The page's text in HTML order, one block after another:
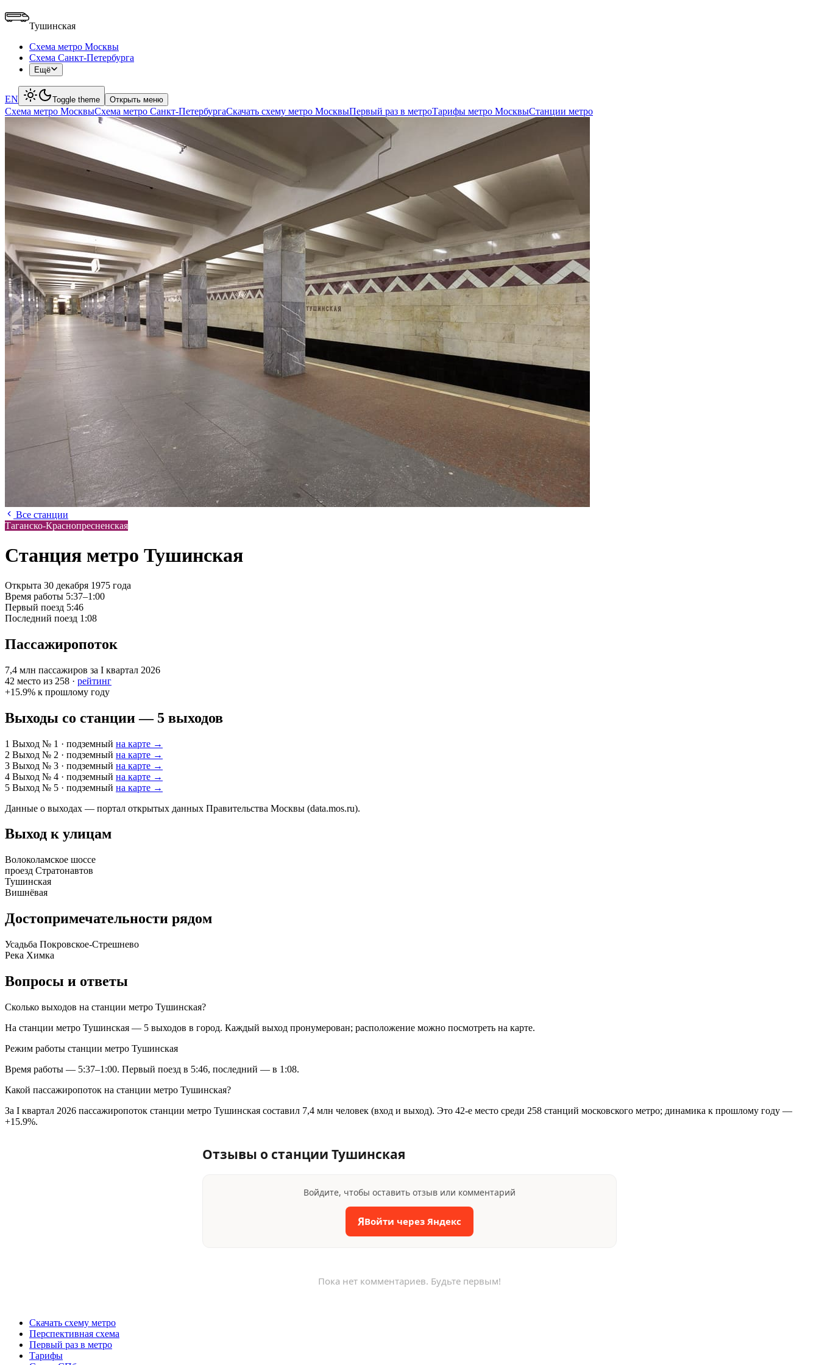
Тушинская
Схема метро Москвы
Схема Санкт-Петербурга
Ещё
EN Toggle theme Открыть меню
Схема метро МосквыСхема метро Санкт-ПетербургаСкачать схему метро МосквыПервый раз в метроТарифы метро МосквыСтанции метро
Все станции
Таганско-Краснопресненская
Станция метро Тушинская
Открыта 30 декабря 1975 года
Время работы 5:37–1:00
Первый поезд 5:46
Последний поезд 1:08
Пассажиропоток
7,4 млн пассажиров за I квартал 2026
42 место из 258 · рейтинг
+15.9% к прошлому году
Выходы со станции — 5 выходов
1 Выход № 1 · подземный на карте →
2 Выход № 2 · подземный на карте →
3 Выход № 3 · подземный на карте →
4 Выход № 4 · подземный на карте →
5 Выход № 5 · подземный на карте →
Данные о выходах — портал открытых данных Правительства Москвы (data.mos.ru).
Выход к улицам
Волоколамское шоссе
проезд Стратонавтов
Тушинская
Вишнёвая
Достопримечательности рядом
Усадьба Покровское-Стрешнево
Река Химка
Вопросы и ответы
Сколько выходов на станции метро Тушинская?
На станции метро Тушинская — 5 выходов в город. Каждый выход пронумерован; расположение можно посмотреть на карте.
Режим работы станции метро Тушинская
Время работы — 5:37–1:00. Первый поезд в 5:46, последний — в 1:08.
Какой пассажиропоток на станции метро Тушинская?
За I квартал 2026 пассажиропоток станции метро Тушинская составил 7,4 млн человек (вход и выход). Это 42-е место среди 258 станций московского метро; динамика к прошлому году —
+15.9%.
Отзывы о станции Тушинская
Войдите, чтобы оставить отзыв или комментарий
ЯВойти через Яндекс
Пока нет комментариев. Будьте первым!
Скачать схему метро
Перспективная схема
Первый раз в метро
Тарифы